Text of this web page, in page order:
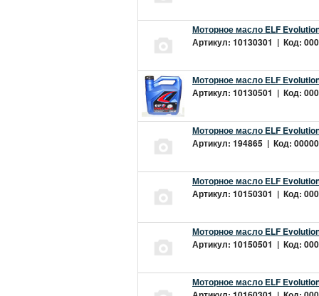
Моторное масло ELF
Артикул: 10130301 | Код:
Моторное масло ELF
Артикул: 10130501 | Код:
Моторное масло ELF
Артикул: 194865 | Код:
Моторное масло ELF
Артикул: 10150301 | Код:
Моторное масло ELF
Артикул: 10150501 | Код:
Моторное масло ELF